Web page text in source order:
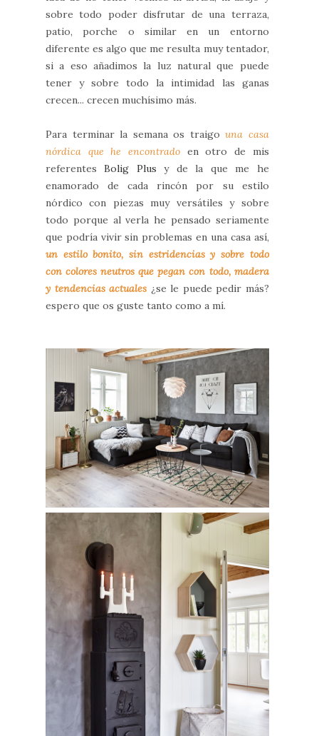
sobre todo poder disfrutar de una terraza,
patio, porche o similar en un entorno
diferente es algo que me resulta muy tentador,
si a eso añadimos la luz natural que puede
tener y sobre todo la intimidad las ganas
crecen... crecen muchísimo más.
Para terminar la semana os traigouna casa
nórdica que he encontrado en otro de mis
referentesBolig Plus y de la que me he
enamorado de cada rincón por su estilo
nórdico con piezas muy versátiles y sobre
todo porque al verla he pensado seriamente
que podría vivir sin problemas en una casa así,
un estilo bonito, sin estridencias y sobre todo
con colores neutros que pegan con todo, madera
y tendencias actuales ¿se le puede pedir más?
espero que os guste tanto como a mí.